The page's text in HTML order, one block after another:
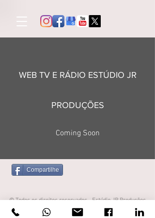
WEB TV E RÁDIO ESTÚDIO JR
PRODUÇÕES
Coming Soon
Compartilhe
© Todos os direitos reservados - Estúdio JR Produções
contato@estudiojrproducoes.com.br
(19) 3828-5570/(19) 9-8175-6206